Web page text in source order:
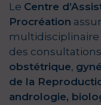
Le Centre
Procréation
multidisciplinaire
des
obstétrique,
de la
andrologie,